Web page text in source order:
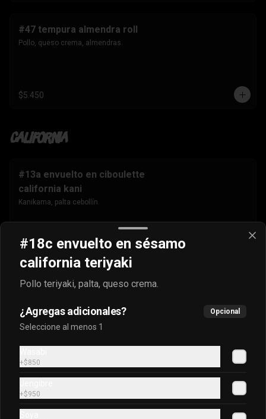
#47 tempura almendra roll
Pollo, queso crema, almendras.
$5.450
California
#13a envuelto en ciboulette
california kani
Kanikama, palta cebollín.
$4.500
#13b envuelto en masago
Kanikama, palta cebollín.
$4.500
#13c envuelto en sésamo
california kani
#18c envuelto en sésamo
california teriyaki
Pollo teriyaki, palta, queso crema.
¿Agregas adicionales? Opcional
Seleccione al menos 1
+$850
+$950